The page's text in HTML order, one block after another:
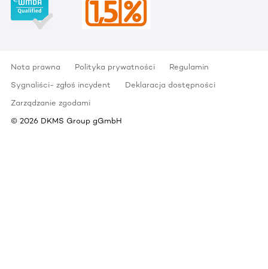
Nota prawna Polityka prywatności
Regulamin
Sygnaliści- zgłoś incydent
Deklaracja dostępności
Zarządzanie zgodami
© 2026 DKMS Group gGmbH